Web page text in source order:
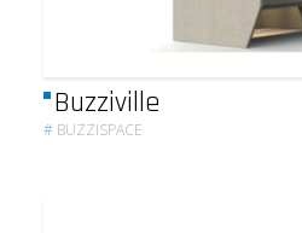
Buzziville
# BUZZISPACE